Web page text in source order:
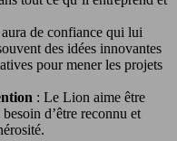
de confiance qui lui
des idées innovantes
pour mener les projets
: Le Lion aime être
d’être reconnu et